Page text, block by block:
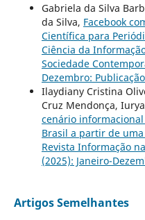
Gabriela da Silva
da Silva, Facebook
Científica para
Ciência da
Sociedade
Dezembro:
Ilaydiany Cristina
Cruz Mendonça,
cenário
Brasil a partir de
Revista Informação
(2025): Janeiro-
Artigos Semelhantes